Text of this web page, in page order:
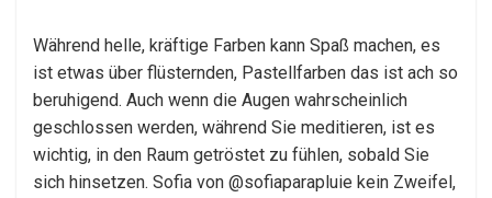
Während helle, kräftige Farben kann Spaß machen, es
ist etwas über flüsternden, Pastellfarben das ist ach so
beruhigend. Auch wenn die Augen wahrscheinlich
geschlossen werden, während Sie meditieren, ist es
wichtig, in den Raum getröstet zu fühlen, sobald Sie
sich hinsetzen. Sofia von @sofiaparapluie kein Zweifel,